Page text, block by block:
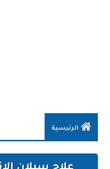
الرئيسية